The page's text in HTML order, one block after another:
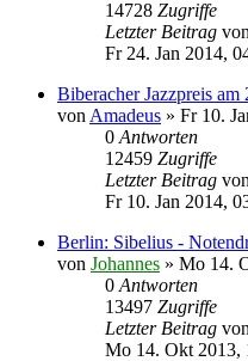
14728 Zugriffe
Letzter Beitrag von
Fr 24. Jan 2014,
Biberacher Jazzpreis
von Amadeus » Fr 10.
0 Antworten
12459 Zugriffe
Letzter Beitrag von
Fr 10. Jan 2014,
Berlin: Sibelius -
von Johannes » Mo 14.
0 Antworten
13497 Zugriffe
Letzter Beitrag von
Mo 14. Okt 2013,